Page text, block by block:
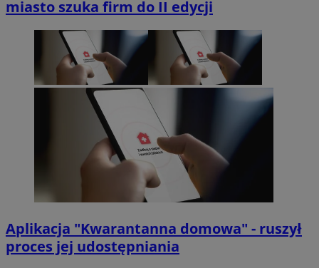
miasto szuka firm do II edycji
Aplikacja "Kwarantanna domowa" - ruszył
proces jej udostępniania